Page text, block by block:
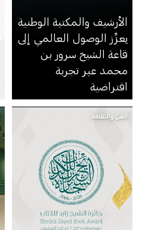
الأرشيف والمكتبة الوطنية
يعزِّز الوصول العالمي إلى
قاعة الشيخ سرور بن
محمد عبر تجربة
افتراضية
الفن والثقافة